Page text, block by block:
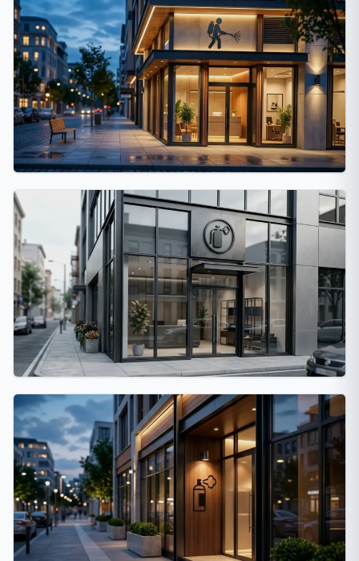
Córdoba Capital
32 fumigaciones
Rosario
26 fumigaciones
La Matanza
24 fumigaciones